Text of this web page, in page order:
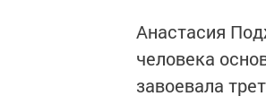
Анастасия
человека
завоевала